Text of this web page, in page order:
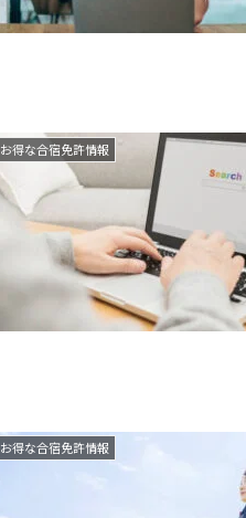
お得な合宿免許情報
お得な合宿免許情報